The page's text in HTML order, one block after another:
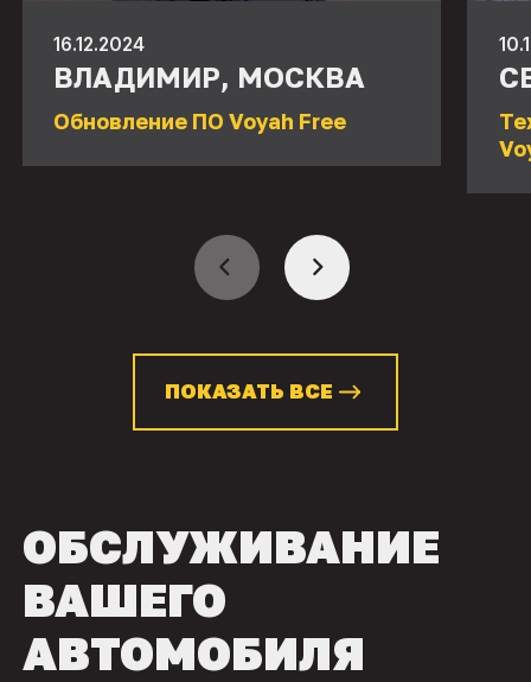
16.12.2024
ВЛАДИМИР, МОСКВА
Обновление ПО Voyah Free
ПОКАЗАТЬ ВСЕ
ОБСЛУЖИВАНИЕ
ВАШЕГО
АВТОМОБИЛЯ